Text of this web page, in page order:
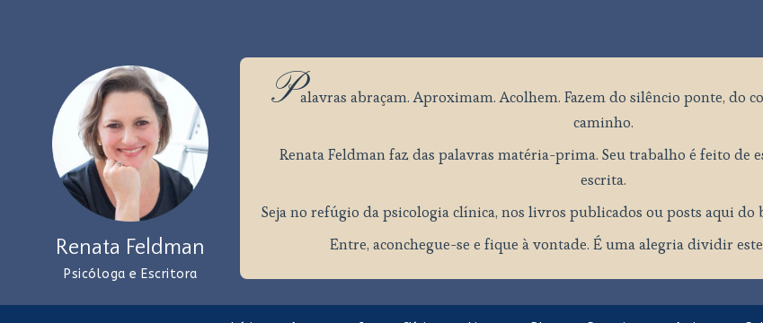
Renata Feldman
Psicóloga e Escritora
Palavras abraçam. Aproximam. Acolhem. Fazem do silêncio ponte, do
caminho.
Renata Feldman faz das palavras matéria-prima. Seu trabalho é feito de
escrita.
Seja no refúgio da psicologia clínica, nos livros publicados ou posts aqui do
Entre, aconchegue-se e fique à vontade. É uma alegria dividir este